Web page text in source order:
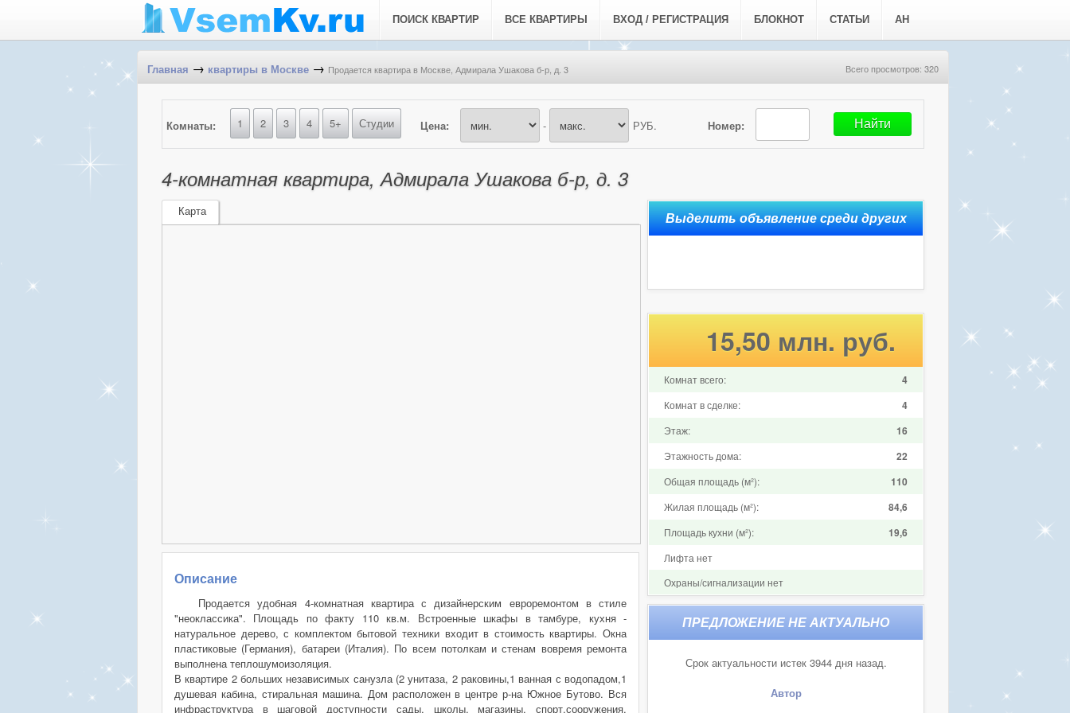
ПОИСК КВАРТИР ВСЕ КВАРТИРЫ ВХОД / РЕГИСТРАЦИЯ БЛОКНОТ СТАТЬИ АН
Главная → квартиры в Москве → Продается квартира в Москве, Адмирала Ушакова б-р, д. 3 Всего просмотров: 320
Номер:
Комнаты: 1 2 3 4 5+ Студии Цена: - РУБ.
4-комнатная квартира, Адмирала Ушакова б-р, д. 3
Карта
Описание
Продается удобная 4-комнатная квартира с дизайнерским евроремонтом в стиле
"неоклассика". Площадь по факту 110 кв.м. Встроенные шкафы в тамбуре, кухня -
натуральное дерево, с комплектом бытовой техники входит в стоимость квартиры. Окна
пластиковые (Германия), батареи (Италия). По всем потолкам и стенам вовремя ремонта
выполнена теплошумоизоляция.
В квартире 2 больших независимых санузла (2 унитаза, 2 раковины,1 ванная с водопадом,1
душевая кабина, стиральная машина. Дом расположен в центре р-на Южное Бутово. Вся
инфраструктура в шаговой доступности сады, школы, магазины, спорт.сооружения,
15,50 млн. руб.
Комнат всего: 4
Комнат в сделке: 4
Этаж: 16
Этажность дома: 22
Общая площадь (м²): 110
Жилая площадь (м²): 84,6
Площадь кухни (м²): 19,6
Лифта нет
Охраны/сигнализации нет
Срок актуальности истек 3944 дня назад.
Автор